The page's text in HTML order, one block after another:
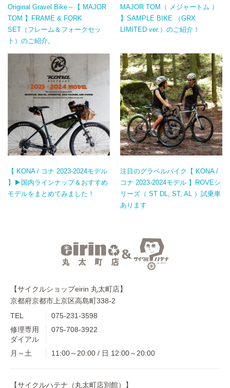
Original Gravel Bike～【 MAJOR
TOM 】FRAME & FORK
SET（フレーム＆フォークセッ
ト）のご紹介。
MAJOR TOM（ メジャートム ）
】SAMPLE BIKE （GRX
LIMITED ver.）のご紹介！
【 KONA / コナ 2023-2024モデル
】▶国内ラインナップ＆おすすめ
モデルをまとめてみました！
注目のグラベルバイク【 KONA /
コナ 2023-2024モデル 】ROVEシ
リーズ（ ST DL, ST, AL ）試乗車
あります
【サイクルショップeirin 丸太町店】
京都府京都市上京区高島町338-2
TEL
075-231-3598
修理専用
ダイアル
075-708-3922
月～土 11:00～20:00 / 日 12:00～20:00
【サイクルハテナ（丸太町店別館）】